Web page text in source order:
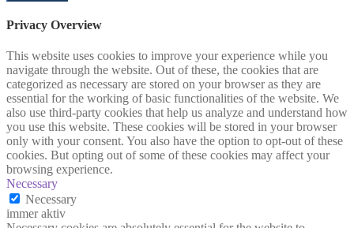
Privacy Overview
This website uses cookies to improve your experience while you
navigate through the website. Out of these, the cookies that are
categorized as necessary are stored on your browser as they are
essential for the working of basic functionalities of the website. We
also use third-party cookies that help us analyze and understand how
you use this website. These cookies will be stored in your browser
only with your consent. You also have the option to opt-out of these
cookies. But opting out of some of these cookies may affect your
browsing experience.
Necessary
Necessary
immer aktiv